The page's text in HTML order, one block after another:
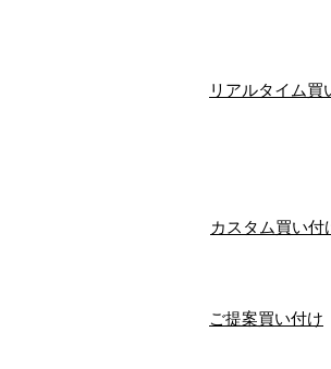
リアルタイム買
カスタム買い付
ご提案買い付け